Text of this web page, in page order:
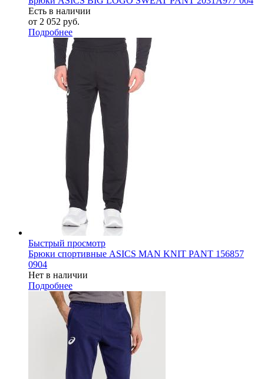
Есть в наличии
от 2 052 руб.
Подробнее
Быстрый просмотр
Брюки спортивные ASICS MAN KNIT PANT 156857
0904
Нет в наличии
Подробнее